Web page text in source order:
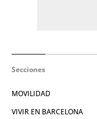
Secciones
MOVILIDAD
VIVIR EN BARCELONA